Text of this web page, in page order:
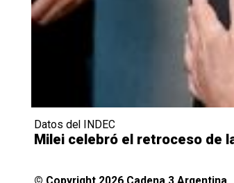
Datos del INDEC
Milei celebró el retroceso de